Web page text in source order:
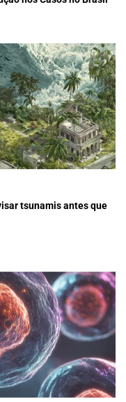
tsunamis antes que